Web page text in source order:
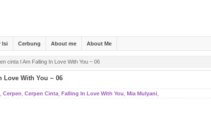
Isi Cerbung About me About Me
cinta I Am Falling In Love With You ~ 06
Love With You ~ 06
Cerpen Cerpen Cinta, Falling In Love With You Mia Mulyani,